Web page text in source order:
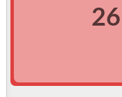
26